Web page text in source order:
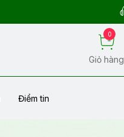
0
Giỏ hàng
Điểm tin